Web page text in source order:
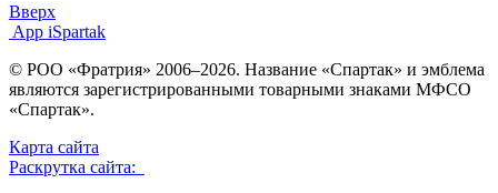
Вверх
App iSpartak
© РОО «Фратрия» 2006–2026. Название «Спартак» и эмблема
являются зарегистрированными товарными знаками МФСО
«Спартак».
Карта сайта
Раскрутка сайта: